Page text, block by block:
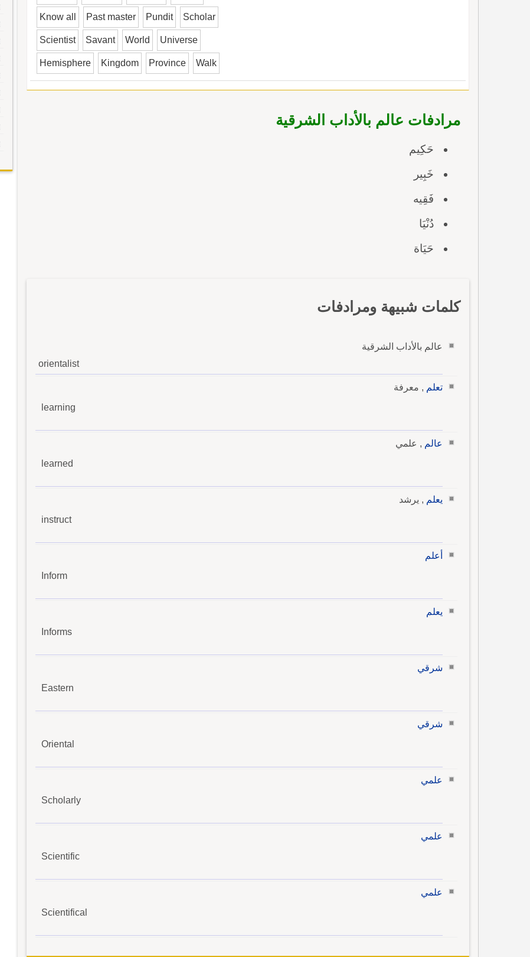
Know all Past master Pundit Scholar
Scientist Savant World Universe
Hemisphere Kingdom Province Walk
مرادفات عالم بالأداب الشرقية
حَكِيم
خَبِير
فَقِيه
دُنْيَا
حَيَاة
كلمات شبيهة ومرادفات
عالم بالأداب الشرقية
orientalist
تعلم , معرفة
learning
عالم , علمي
learned
يعلم , يرشد
instruct
أعلم
Inform
يعلم
Informs
شرقي
Eastern
شرقي
Oriental
علمي
Scholarly
علمي
Scientific
علمي
Scientifical